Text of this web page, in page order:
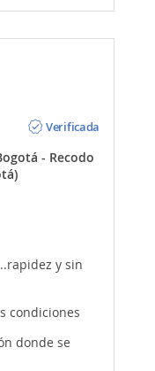
Verificada
- Recodo
y sin
condiciones
donde se